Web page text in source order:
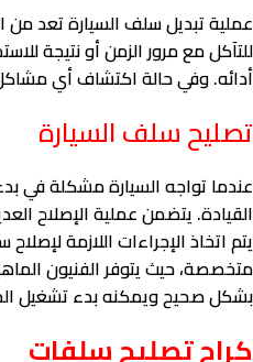
عملية تبديل سلف السيارة تعد من
للتآكل مع مرور الزمن أو نتيجة
أدائه. وفي حالة اكتشاف أي
تصليح سلف السيارة
عندما تواجه السيارة مشكلة في
القيادة. يتضمن عملية الإصلاح
يتم اتخاذ الإجراءات اللازمة
متخصصة، حيث يتوفر الفنيون
بشكل صحيح ويمكنه بدء تشغيل
كراج تصليح سلفات